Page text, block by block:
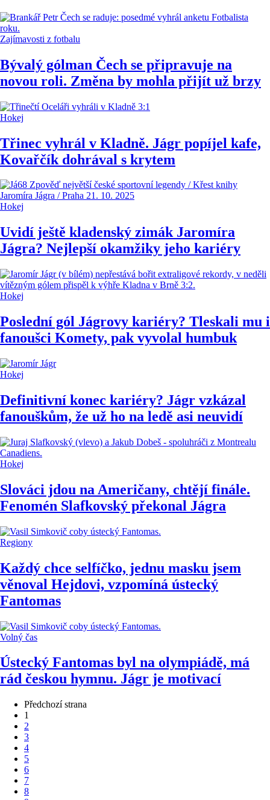
Zajímavosti z fotbalu
Bývalý gólman Čech se připravuje na
novou roli. Změna by mohla přijít už brzy
Hokej
Třinec vyhrál v Kladně. Jágr popíjel kafe,
Kovařčík dohrával s krytem
Hokej
Uvidí ještě kladenský zimák Jaromíra
Jágra? Nejlepší okamžiky jeho kariéry
Hokej
Poslední gól Jágrovy kariéry? Tleskali mu i
fanoušci Komety, pak vyvolal humbuk
Hokej
Definitivní konec kariéry? Jágr vzkázal
fanouškům, že už ho na ledě asi neuvidí
Hokej
Slováci jdou na Američany, chtějí finále.
Fenomén Slafkovský překonal Jágra
Regiony
Každý chce selfíčko, jednu masku jsem
věnoval Hejdovi, vzpomíná ústecký
Fantomas
Volný čas
Ústecký Fantomas byl na olympiádě, má
rád českou hymnu. Jágr je motivací
Předchozí strana
1
2
3
4
5
6
7
8